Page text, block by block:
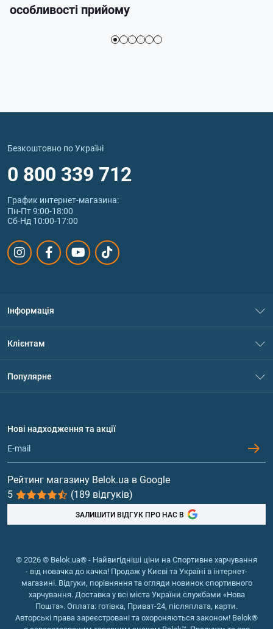
особливості прийому
Безкоштовно по Україні
0 800 339 712
График интернет‑магазина:
Пн-Пт 9:00-18:00
Сб-Нд 10:00-17:00
Інформація
Політика конфіденційності
Обмін та повернення
Клієнтам
Популярне
Протеїн
Гейнери
Вітаміни та мінерали
Риб'ячий жир, жирні кислоти
Нові надходження та акції
Рейтинг магазину Belok.ua в Google
5
(189 відгуків)
ЗАЛИШИТИ ВІДГУК ПРО НАС В
© 2026 © Belok.ua® - Найвигідніші ціни на Спортивне харчування
- від новачка до качка! Продаж у Києві та Україні в інтернет-
магазині. Відгуки, порівняння та огляди новинок спортивного
харчування. Доставка у всі міста України службами «Нова
Пошта». Оплата: готівка, Приват-24, післяплата, карти.
Авторські права зареєстровані та охороняються законом! Belok®